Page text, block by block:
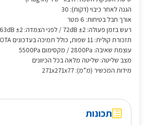
הגנה לאחר כיבוי (דקות): 30
אורך חבל בטיחות: 6 מטר
רעש בזמן פעולה: 72dB ±2 / לפני הצמדה: 63dB ±2
תזכורת קולית: 11 שפות, כולל תמיכה בעדכונים OTA
עוצמת שאיבה: 2800Pa / מקסימום 5500Pa
מצב שליטה: שליטה מלאה בכל הכיוונים
מידות המכשיר (מ”מ): 271x271x77
תכונות